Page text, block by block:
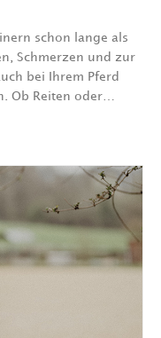
schon lange als
Schmerzen und zur
bei Ihrem Pferd
Ob Reiten oder…